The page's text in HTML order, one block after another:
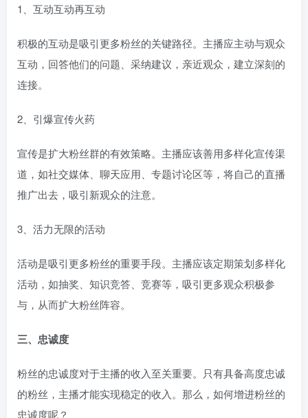
1、互动互动再互动
积极的互动是吸引更多粉丝的关键路径。主播应主动与观众
互动，回答他们的问题、采纳建议，亲近观众，建立深刻的
连接。
2、引爆宣传火药
宣传是扩大粉丝群的有效策略。主播应该善用多样化宣传渠
道，如社交媒体、聊天应用、专题讨论区等，将自己的直播
推广出去，吸引新观众的注意。
3、活力无限的活动
活动是吸引更多粉丝的重要手段。主播应该定期策划多样化
活动，如抽奖、知识竞答、竞赛等，吸引更多观众积极参
与，从而扩大粉丝阵容。
三、忠诚度
粉丝的忠诚度对于主播的收入至关重要。只有具备高度忠诚
的粉丝，主播才能实现稳定的收入。那么，如何增进粉丝的
忠诚度呢？